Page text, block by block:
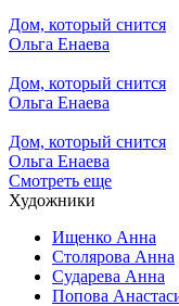
Дом, который снится
Ольга Енаева
Дом, который снится
Ольга Енаева
Дом, который снится
Ольга Енаева
Смотреть еще
Художники
Ищенко Анна
Столярова Анна
Сударева Анна
Попова